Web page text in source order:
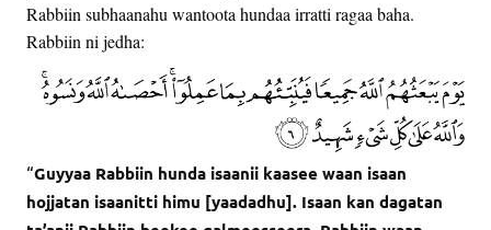
Rabbiin subhaanahu wantoota hundaa irratti ragaa baha.
Rabbiin ni jedha:
“Guyyaa Rabbiin hunda isaanii kaasee waan isaan
hojjatan isaanitti himu [yaadadhu]. Isaan kan dagatan